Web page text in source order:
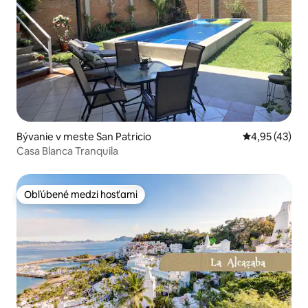
Bývanie v meste San Patricio Priemerné
4,95 (43)
Casa Blanca Tranquila
Obľúbené medzi hosťami
Obľúbené medzi hosťami